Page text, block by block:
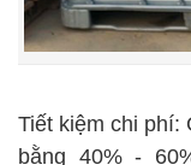
Tiết kiệm chi phí:
bằng 40% -